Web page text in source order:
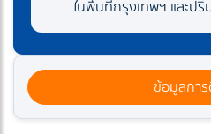
ในพื้นที่กรุงเทพฯ และป
ข้อมูลกา